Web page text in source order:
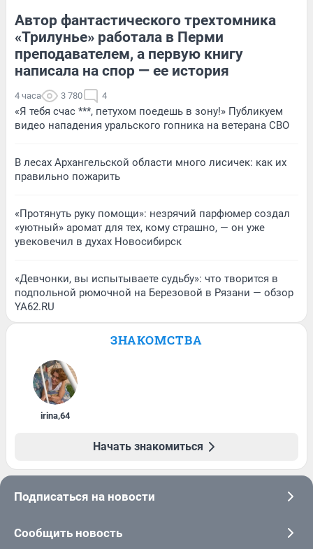
Автор фантастического трехтомника
«Трилунье» работала в Перми
преподавателем, а первую книгу
написала на спор — ее история
4 часа 3 780 4
«Я тебя счас ***, петухом поедешь в зону!» Публикуем
видео нападения уральского гопника на ветерана СВО
В лесах Архангельской области много лисичек: как их
правильно пожарить
«Протянуть руку помощи»: незрячий парфюмер создал
«уютный» аромат для тех, кому страшно, — он уже
увековечил в духах Новосибирск
«Девчонки, вы испытываете судьбу»: что творится в
подпольной рюмочной на Березовой в Рязани — обзор
YA62.RU
ЗНАКОМСТВА
irina,64
Начать знакомиться
Подписаться на новости
Сообщить новость